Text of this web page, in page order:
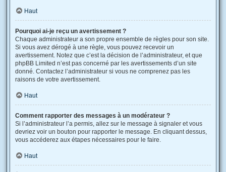
Haut
Pourquoi ai-je reçu un avertissement ?
Chaque administrateur a son propre ensemble de règles pour son site.
Si vous avez dérogé à une règle, vous pouvez recevoir un
avertissement. Notez que c’est la décision de l’administrateur, et que
phpBB Limited n’est pas concerné par les avertissements d’un site
donné. Contactez l’administrateur si vous ne comprenez pas les
raisons de votre avertissement.
Haut
Comment rapporter des messages à un modérateur ?
Si l’administrateur l’a permis, allez sur le message à signaler et vous
devriez voir un bouton pour rapporter le message. En cliquant dessus,
vous accéderez aux étapes nécessaires pour le faire.
Haut